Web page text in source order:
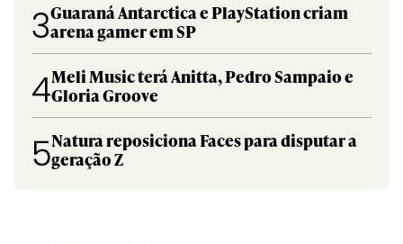
3Guaraná Antarctica e PlayStation criam
arena gamer em SP
4Meli Music terá Anitta, Pedro Sampaio e
Gloria Groove
5Natura reposiciona Faces para disputar a
geração Z